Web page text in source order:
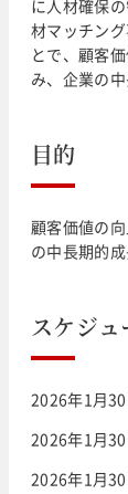
に人材確保
材マッチン
とで、顧客
み、企業の
目的
顧客価値の
の中長期的成
スケジュ
2026年1月
2026年1月
2026年1月